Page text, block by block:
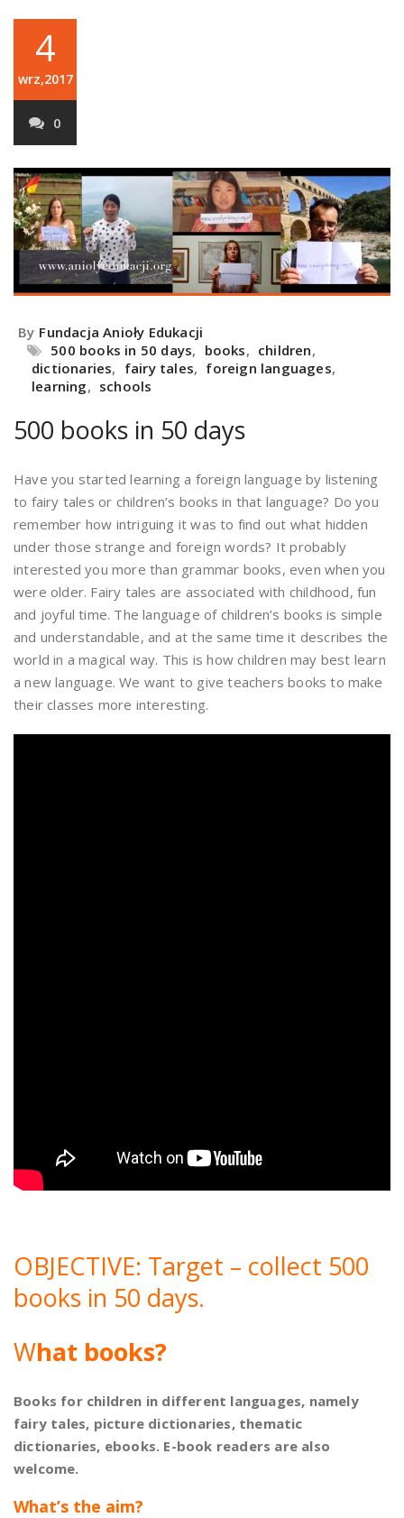
4
wrz,2017
0
By Fundacja Anioły Edukacji
500 books in 50 days, books, children,
dictionaries, fairy tales, foreign languages,
learning, schools
500 books in 50 days
Have you started learning a foreign language by listening
to fairy tales or children’s books in that language? Do you
remember how intriguing it was to find out what hidden
under those strange and foreign words? It probably
interested you more than grammar books, even when you
were older. Fairy tales are associated with childhood, fun
and joyful time. The language of children’s books is simple
and understandable, and at the same time it describes the
world in a magical way. This is how children may best learn
a new language. We want to give teachers books to make
their classes more interesting.
OBJECTIVE: Target – collect 500
books in 50 days.
What books?
Books for children in different languages, namely
fairy tales, picture dictionaries, thematic
dictionaries, ebooks. E-book readers are also
welcome.
What’s the aim?